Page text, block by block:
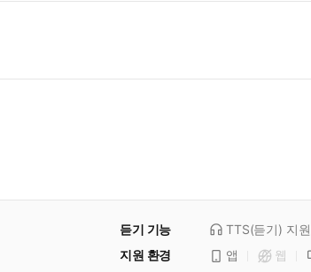
듣기 기능 TTS(듣기) 지원
지원 환경 앱 웹